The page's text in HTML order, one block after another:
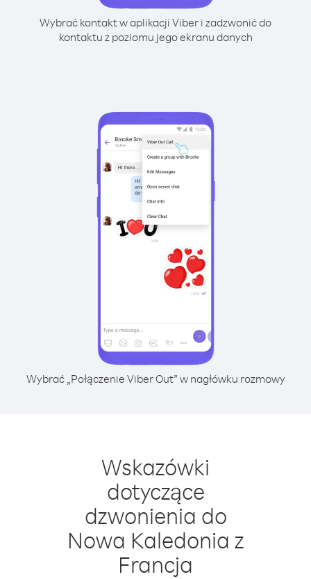
Wybrać kontakt w aplikacji Viber i zadzwonić do
kontaktu z poziomu jego ekranu danych
Wybrać „Połączenie Viber Out” w nagłówku rozmowy
Wskazówki
dotyczące
dzwonienia do
Nowa Kaledonia z
Francja